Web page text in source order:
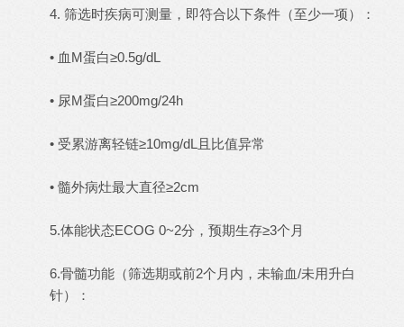
4. 筛选时疾病可测量，即符合以下条件（至少一项）：
• 血M蛋白≥0.5g/dL
• 尿M蛋白≥200mg/24h
• 受累游离轻链≥10mg/dL且比值异常
• 髓外病灶最大直径≥2cm
5.体能状态ECOG 0~2分，预期生存≥3个月
6.骨髓功能（筛选期或前2个月内，未输血/未用升白
针）：